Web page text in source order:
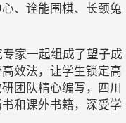
、诠能围棋、长颈兔
家一起组成了望子成
效法，让学生锁定高
团队精心编写，四川
和课外书籍，深受学